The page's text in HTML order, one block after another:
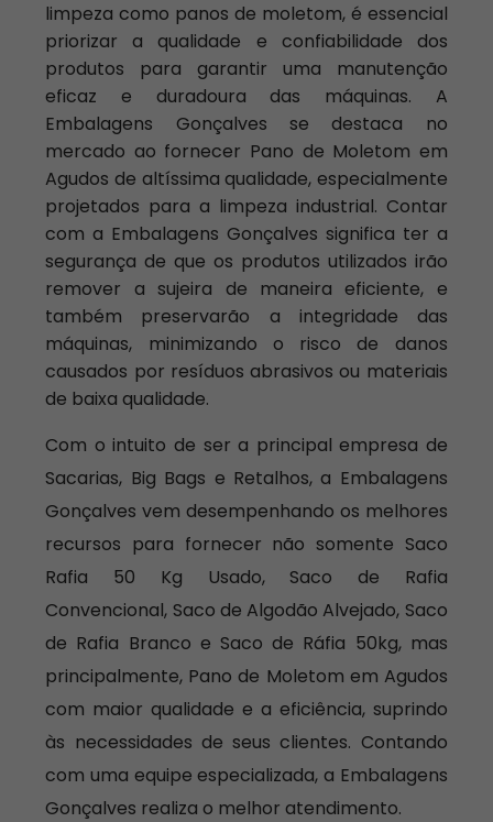
limpeza como panos de moletom, é essencial
priorizar a qualidade e confiabilidade dos
produtos para garantir uma manutenção
eficaz e duradoura das máquinas. A
Embalagens Gonçalves se destaca no
mercado ao fornecer Pano de Moletom em
Agudos de altíssima qualidade, especialmente
projetados para a limpeza industrial. Contar
com a Embalagens Gonçalves significa ter a
segurança de que os produtos utilizados irão
remover a sujeira de maneira eficiente, e
também preservarão a integridade das
máquinas, minimizando o risco de danos
causados por resíduos abrasivos ou materiais
de baixa qualidade.
Com o intuito de ser a principal empresa de
Sacarias, Big Bags e Retalhos, a Embalagens
Gonçalves vem desempenhando os melhores
recursos para fornecer não somente Saco
Rafia 50 Kg Usado, Saco de Rafia
Convencional, Saco de Algodão Alvejado, Saco
de Rafia Branco e Saco de Ráfia 50kg, mas
principalmente, Pano de Moletom em Agudos
com maior qualidade e a eficiência, suprindo
às necessidades de seus clientes. Contando
com uma equipe especializada, a Embalagens
Gonçalves realiza o melhor atendimento.